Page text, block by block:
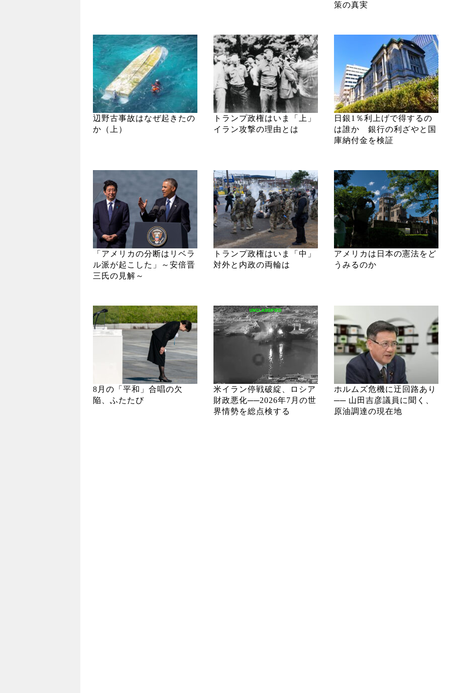
策の真実
辺野古事故はなぜ起きたの
か（上）
トランプ政権はいま「上」
イラン攻撃の理由とは
日銀1％利上げで得するの
は誰か 銀行の利ざやと国
庫納付金を検証
「アメリカの分断はリベラ
ル派が起こした」～安倍晋
三氏の見解～
トランプ政権はいま「中」
対外と内政の両輪は
アメリカは日本の憲法をど
うみるのか
8月の「平和」合唱の欠
陥、ふたたび
米イラン停戦破綻、ロシア
財政悪化──2026年7月の世
界情勢を総点検する
ホルムズ危機に迂回路あり
── 山田吉彦議員に聞く、
原油調達の現在地